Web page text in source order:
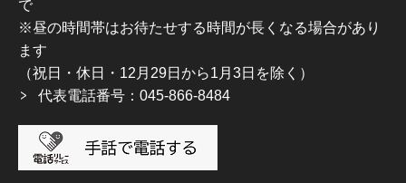
で
※昼の時間帯はお待たせする時間が長くなる場合があり
ます
（祝日・休日・12月29日から1月3日を除く）
代表電話番号：045-866-8484